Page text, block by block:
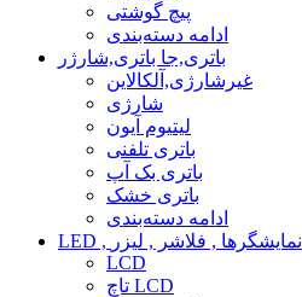
پیچ گوشتی
ادامه دسته‌بندی
باتری,جا باتری,شارژر
غیرشارژی,آلکالاین
شارژی
لیتیوم آیون
باتری تلفنی
باتری بک آپ
باتری خشک
ادامه دسته‌بندی
LED , نمایشگرها , فلاشر , لیزر
LCD
تاچ LCD